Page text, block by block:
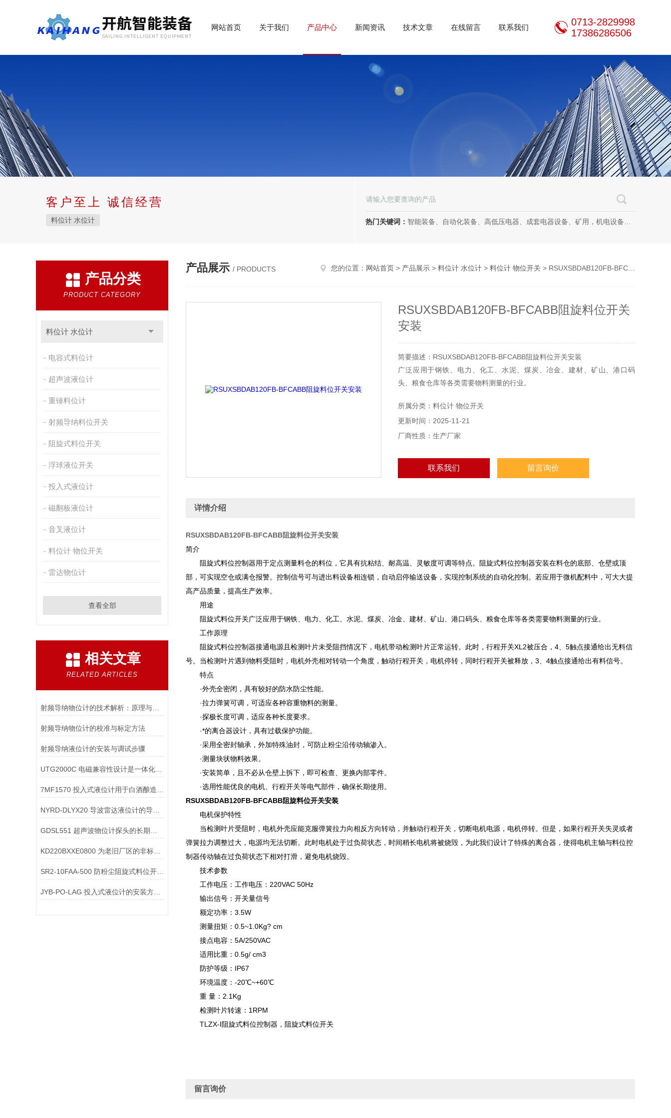
网站首页 关于我们 产品中心 新闻资讯 技术文章 在线留言 联系我们
0713-2829998
17386286506
客户至上 诚信经营
料位计 水位计 热门关键词： 智能装备、自动化装备、高低压电器、成套电器设备、矿用，机电设备、机电设备及其配件、传动设备、减速机、电动机、传感器、气动液压元件、电器及其配件、电缆线、照明器材、，电器设计、研发、制造、加工、销售、租凭、维修、安装、调试。
产品分类
PRODUCT CATEGORY
料位计 水位计
电容式料位计
超声波液位计
重锤料位计
射频导纳料位开关
阻旋式料位开关
浮球液位开关
投入式液位计
磁翻板液位计
音叉液位计
料位计 物位开关
雷达物位计
查看全部
相关文章
RELATED ARTICLES
射频导纳物位计的技术解析：原理与应用
射频导纳物位计的校准与标定方法
射频导纳液位计的安装与调试步骤
UTG2000C 电磁兼容性设计是一体化超声波物位计在复杂工业环境中稳定工作
KD220BXXE0800 为老旧厂区的非标溜槽“量身定做”防堵开关安装套件
SR2-10FAA-500 防粉尘阻旋式料位开关的防尘结构与防爆结构可以兼容设计
JYB-PO-LAG 投入式液位计的安装方式有哪些
产品展示 / PRODUCTS 您的位置： 网站首页 > 产品展示 > 料位计 水位计 > 料位计 物位开关 > RSUXSBDAB120FB-BFCABB阻旋料位开关安装
RSUXSBDAB120FB-BFCABB阻旋料位开关
安装
简要描述：RSUXSBDAB120FB-BFCABB阻旋料位开关安装
广泛应用于钢铁、电力、化工、水泥、煤炭、冶金、建材、矿山、港口码
头、粮食仓库等各类需要物料测量的行业。
所属分类：料位计 物位开关
更新时间：2025-11-21
厂商性质：生产厂家
联系我们 留言询价
详情介绍
RSUXSBDAB120FB-BFCABB阻旋料位开关安装
简介
阻旋式料位控制器用于定点测量料仓的料位，它具有抗粘结、耐高温、灵敏度可调等特点。阻旋式料位控制器安装在料仓的底部、仓壁或顶
部，可实现空仓或满仓报警。控制信号可与进出料设备相连锁，自动启停输送设备，实现控制系统的自动化控制。若应用于微机配料中，可大大提
高产品质量，提高生产效率。
用途
阻旋式料位开关广泛应用于钢铁、电力、化工、水泥、煤炭、冶金、建材、矿山、港口码头、粮食仓库等各类需要物料测量的行业。
工作原理
阻旋式料位控制器接通电源且检测叶片未受阻挡情况下，电机带动检测叶片正常运转。此时，行程开关XL2被压合，4、5触点接通给出无料信
号。当检测叶片遇到物料受阻时，电机外壳相对转动一个角度，触动行程开关，电机停转，同时行程开关被释放，3、4触点接通给出有料信号。
特点
·外壳全密闭，具有较好的防水防尘性能。
·拉力弹簧可调，可适应各种容重物料的测量。
·探极长度可调，适应各种长度要求。
·*的离合器设计，具有过载保护功能。
·采用全密封轴承，外加特殊油封，可防止粉尘沿传动轴渗入。
·测量块状物料效果。
·安装简单，且不必从仓壁上拆下，即可检查、更换内部零件。
·选用性能优良的电机、行程开关等电气部件，确保长期使用。
RSUXSBDAB120FB-BFCABB阻旋料位开关安装
电机保护特性
当检测叶片受阻时，电机外壳应能克服弹簧拉力向相反方向转动，并触动行程开关，切断电机电源，电机停转。但是，如果行程开关失灵或者
弹簧拉力调整过大，电源均无法切断。此时电机处于过负荷状态，时间稍长电机将被烧毁，为此我们设计了特殊的离合器，使得电机主轴与料位控
制器传动轴在过负荷状态下相对打滑，避免电机烧毁。
技术参数
工作电压：工作电压：220VAC 50Hz
输出信号：开关量信号
额定功率：3.5W
测量扭矩：0.5~1.0Kg? cm
接点电容：5A/250VAC
适用比重：0.5g/ cm3
防护等级：IP67
环境温度：-20℃~+60℃
重 量：2.1Kg
检测叶片转速：1RPM
TLZX-I阻旋式料位控制器，阻旋式料位开关
留言询价